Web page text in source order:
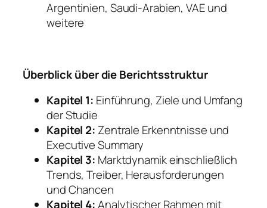
Argentinien, Saudi-Arabien, VAE und
weitere
Überblick über die Berichtsstruktur
Kapitel 1: Einführung, Ziele und Umfang
der Studie
Kapitel 2: Zentrale Erkenntnisse und
Executive Summary
Kapitel 3: Marktdynamik einschließlich
Trends, Treiber, Herausforderungen
und Chancen
Kapitel 4:Analytischer Rahmen mit